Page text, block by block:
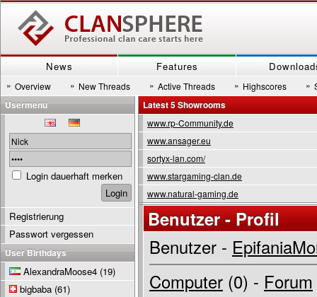
News Features
» Overview » New Threads » Active Threads » Highscores »
Latest 5 Showrooms
www.rp-Community.de
www.ansager.eu
sortyx-lan.com/
www.stargaming-clan.de
www.natural-gaming.de
Benutzer - Profil
Benutzer -
Computer (0) - Forum
Usermenu
Login dauerhaft merken
Registrierung
Passwort vergessen
User Birthdays
AlexandraMoose4 (19)
bigbaba (61)